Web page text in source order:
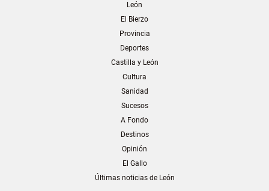
León
El Bierzo
Provincia
Deportes
Castilla y León
Cultura
Sanidad
Sucesos
A Fondo
Destinos
Opinión
El Gallo
Últimas noticias de León